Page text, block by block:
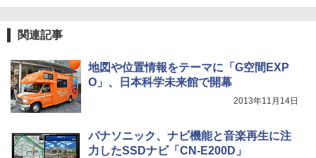
関連記事
地図や位置情報をテーマに「G空間EXP
O」、日本科学未来館で開幕
2013年11月14日
パナソニック、ナビ機能と音楽再生に注
力したSSDナビ「CN-E200D」